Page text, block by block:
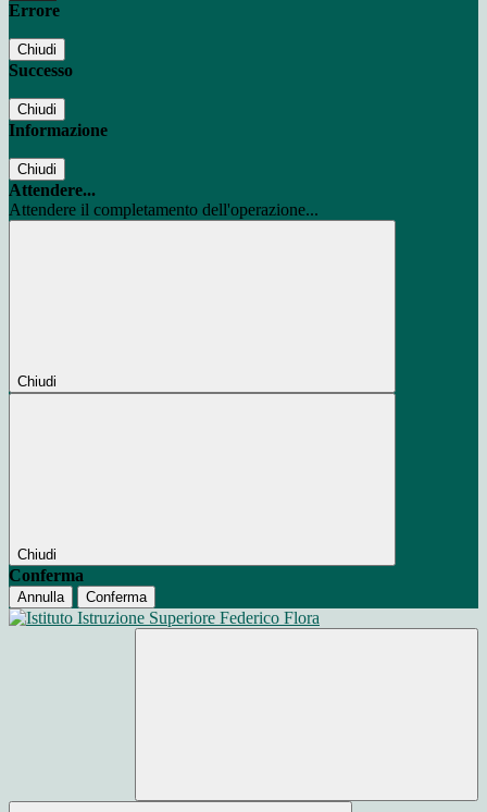
Errore
Chiudi
Successo
Chiudi
Informazione
Chiudi
Attendere...
Attendere il completamento dell'operazione...
Chiudi
Chiudi
Conferma
Annulla Conferma